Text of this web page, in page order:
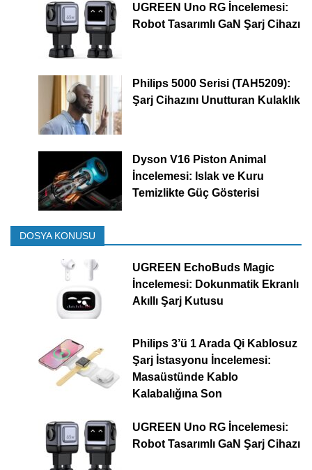
UGREEN Uno RG İncelemesi:
Robot Tasarımlı GaN Şarj Cihazı
Philips 5000 Serisi (TAH5209):
Şarj Cihazını Unutturan Kulaklık
Dyson V16 Piston Animal
İncelemesi: Islak ve Kuru
Temizlikte Güç Gösterisi
DOSYA KONUSU
UGREEN EchoBuds Magic
İncelemesi: Dokunmatik Ekranlı
Akıllı Şarj Kutusu
Philips 3’ü 1 Arada Qi Kablosuz
Şarj İstasyonu İncelemesi:
Masaüstünde Kablo
Kalabalığına Son
UGREEN Uno RG İncelemesi:
Robot Tasarımlı GaN Şarj Cihazı